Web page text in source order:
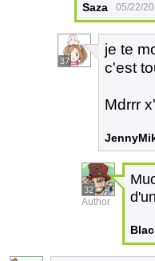
Saza 05/22/
37
je te
c'est
Mdrrr
32
Author